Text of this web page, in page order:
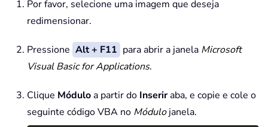
Por favor, selecione uma imagem que deseja
redimensionar.
Pressione Alt + F11 para abrir a janela Microsoft
Visual Basic for Applications.
Clique Móduloa partir do Inseriraba, e copie e cole o
seguinte código VBA no Módulojanela.